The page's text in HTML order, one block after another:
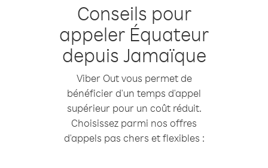
Conseils pour
appeler Équateur
depuis Jamaïque
Viber Out vous permet de
bénéficier d'un temps d'appel
supérieur pour un coût réduit.
Choisissez parmi nos offres
d'appels pas chers et flexibles :